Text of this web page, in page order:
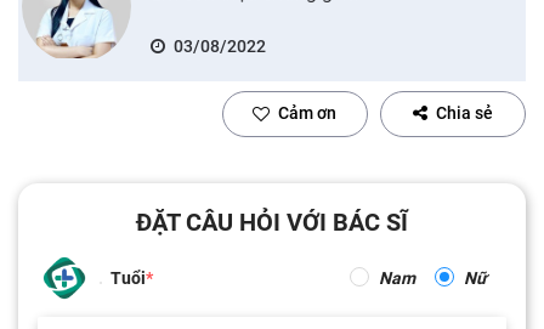
03/08/2022
Cảm ơn Chia sẻ
ĐẶT CÂU HỎI VỚI BÁC SĨ
Tuổi Nam Nữ